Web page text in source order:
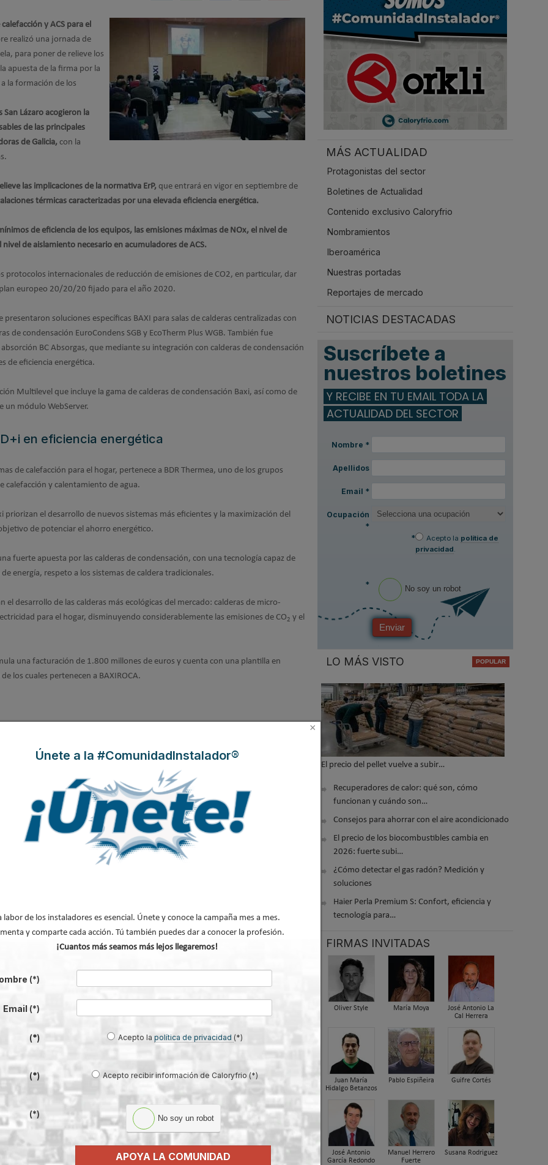
y ACS para el
realizó una jornada de
para poner de relieve los
apuesta de la firma por la
la formación de los
San Lázaro acogieron la
de las principales
de Galicia, con la
las implicaciones de la normativa ErP, que entrará en vigor en septiembre de
térmicas caracterizadas por una elevada eficiencia energética.
de eficiencia de los equipos, las emisiones máximas de NOx, el nivel de
de aislamiento necesario en acumuladores de ACS.
protocolos internacionales de reducción de emisiones de CO2, en particular, dar
europeo 20/20/20 fijado para el año 2020.
presentaron soluciones específicas BAXI para salas de calderas centralizadas con
de condensación EuroCondens SGB y EcoTherm Plus WGB. También fue
BC Absorgas, que mediante su integración con calderas de condensación
de eficiencia energética.
Multilevel que incluye la gama de calderas de condensación Baxi, así como de
un módulo WebServer.
en eficiencia energética
de calefacción para el hogar, pertenece a BDR Thermea, uno de los grupos
calefacción y calentamiento de agua.
priorizan el desarrollo de nuevos sistemas más eficientes y la maximización del
de potenciar el ahorro energético.
fuerte apuesta por las calderas de condensación, con una tecnología capaz de
energía, respeto a los sistemas de caldera tradicionales.
el desarrollo de las calderas más ecológicas del mercado: calderas de micro-
para el hogar, disminuyendo considerablemente las emisiones de CO2 y el
una facturación de 1.800 millones de euros y cuenta con una plantilla en
los cuales pertenecen a BAXIROCA.
Modificado por última vez enViernes, 13 Marzo 2020 12:25
para una climatización más eficiente y cómoda
de Bosch para sacar el máximo partido a tu sistema de climatización
las claves para acelerar la descarbonización industrial
24 y 26°C, según Daikin
mejorar el hogar, según Deceuninck
MÁS ACTUALIDAD
Protagonistas del sector
Boletines de Actualidad
Contenido exclusivo Caloryfrio
Nombramientos
Iberoamérica
Nuestras portadas
Reportajes de mercado
NOTICIAS DESTACADAS
Suscríbete a
nuestros boletines
Y RECIBE EN TU EMAIL TODA LA
ACTUALIDAD DEL SECTOR
Nombre *
Apellidos
Email *
Ocupación
*
*
Acepto la política de
privacidad.
* No soy un robot
Enviar
LO MÁS VISTO
El precio del pellet vuelve a subir…
Recuperadores de calor: qué son, cómo
funcionan y cuándo son…
Consejos para ahorrar con el aire acondicionado
El precio de los biocombustibles cambia en
2026: fuerte subi…
¿Cómo detectar el gas radón? Medición y
soluciones
Haier Perla Premium S: Confort, eficiencia y
tecnología para…
FIRMAS INVITADAS
Oliver Style María Moya
José Antonio La
Cal Herrera
Juan María
Hidalgo Betanzos
Pablo Espiñeira Guifre Cortés
José Antonio
García Redondo
Manuel Herrero
Fuerte
Susana Rodriguez
×
Únete a la #ComunidadInstalador®
labor de los instaladores es esencial. Únete y conoce la campaña mes a mes.
y comparte cada acción. Tú también puedes dar a conocer la profesión.
¡Cuantos más seamos más lejos llegaremos!
(*)
Email (*)
(*) Acepto lapolítica de privacidad (*)
(*) Acepto recibir información de Caloryfrio (*)
(*) No soy un robot
APOYA LA COMUNIDAD